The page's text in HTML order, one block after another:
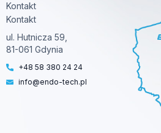
Kontakt
Kontakt
ul. Hutnicza 59,
81-061 Gdynia
+48 58 380 24 24
info@endo-tech.pl